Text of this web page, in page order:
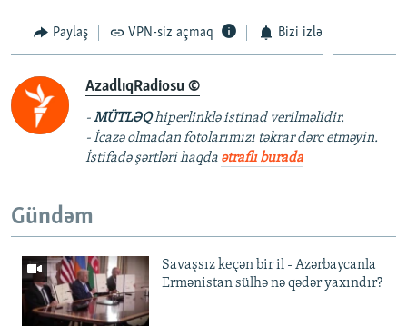
Paylaş VPN-siz açmaq Bizi izlə
AzadlıqRadiosu ©
-MÜTLƏQhiperlinklə istinad verilməlidir.
- İcazə olmadan fotolarımızı təkrar dərc etməyin.
İstifadə şərtləri haqda ətraflı burada
Gündəm
Savaşsız keçən bir il - Azərbaycanla
Ermənistan sülhə nə qədər yaxındır?